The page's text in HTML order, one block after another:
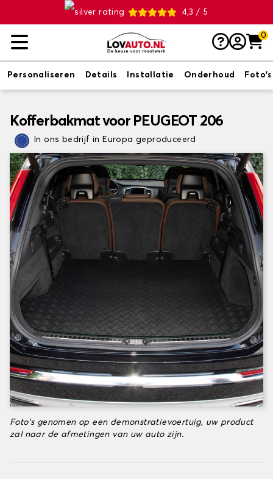
4,3 / 5
0
Personaliseren Details Installatie Onderhoud Foto's
Kofferbakmat voor PEUGEOT 206
In ons bedrijf in Europa geproduceerd
Foto's genomen op een demonstratievoertuig, uw product
zal naar de afmetingen van uw auto zijn.